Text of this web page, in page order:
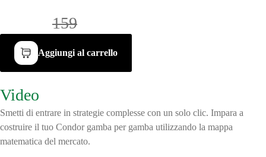
159
Aggiungi al carrello
Video
Smetti di entrare in strategie complesse con un solo clic. Impara a
costruire il tuo Condor gamba per gamba utilizzando la mappa
matematica del mercato.